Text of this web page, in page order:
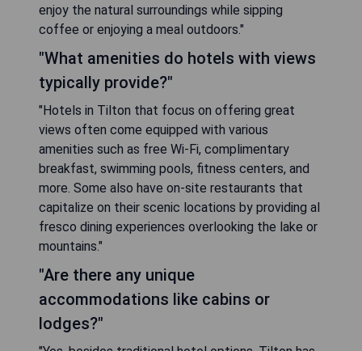
enjoy the natural surroundings while sipping
coffee or enjoying a meal outdoors."
"What amenities do hotels with views
typically provide?"
"Hotels in Tilton that focus on offering great
views often come equipped with various
amenities such as free Wi-Fi, complimentary
breakfast, swimming pools, fitness centers, and
more. Some also have on-site restaurants that
capitalize on their scenic locations by providing al
fresco dining experiences overlooking the lake or
mountains."
"Are there any unique
accommodations like cabins or
lodges?"